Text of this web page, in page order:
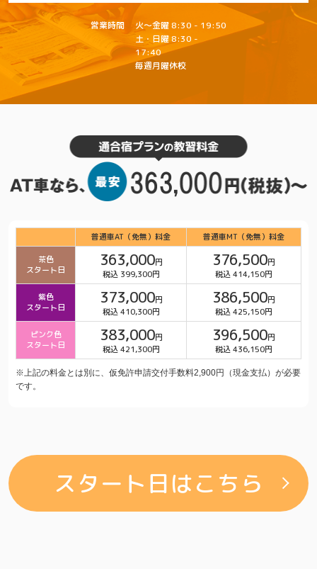
営業時間
火～金曜 8:30 - 19:50
土・日曜 8:30 -
17:40
毎週月曜休校
普通車AT（免無）料金
普通車MT（免無）料金
茶色
スタート日
363,000円
税込 399,300円
376,500円
税込 414,150円
紫色
スタート日
373,000円
税込 410,300円
386,500円
税込 425,150円
ピンク色
スタート日
383,000円
税込 421,300円
396,500円
税込 436,150円
※上記の料金とは別に、仮免許申請交付手数料2,900円（現金支払）が必要
です。
スタート日はこちら